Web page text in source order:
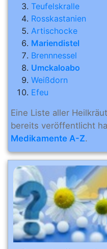
Teufelskralle
Rosskastanien
Artischocke
Mariendistel
Brennnessel
Umckaloabo
Weißdorn
Efeu
Eine Liste aller
bereits veröffentlicht
Medikamente A-Z.